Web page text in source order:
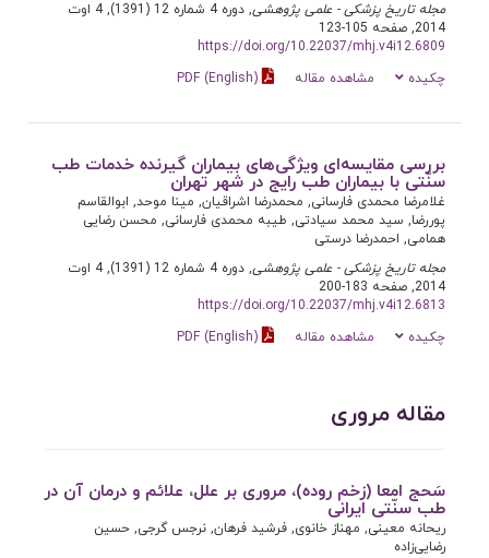
مجله تاریخ پزشکی - علمی پژوهشی
, دوره 4 شماره 12 (1391), 4 اوت
2014, صفحه 105-123
https://doi.org/10.22037/mhj.v4i12.6809
چکیده
مشاهده مقاله PDF (English)
بررسی مقایسه‌ای ویژگی‌های بیماران گیرنده خدمات طب
سنّتی با بیماران طب رایج در شهر تهران
غلامرضا محمدی فارسانی, محمدرضا اشراقیان, مینا موحد, ابوالقاسم
پوررضا, سید محمد سیادتی, طیبه محمدی فارسانی, محسن رضایی
همامی, احمدرضا درستی
مجله تاریخ پزشکی - علمی پژوهشی
, دوره 4 شماره 12 (1391), 4 اوت
2014, صفحه 183-200
https://doi.org/10.22037/mhj.v4i12.6813
چکیده
مشاهده مقاله PDF (English)
مقاله مروری
سَحج امعا (زخم روده)، مروری بر علل، علائم و درمان آن در
طب سنّتی ایرانی
ریحانه معینی, مهناز خانوی, فرشید فرهان, نرجس گرجی, حسین
رضایی‌زاده